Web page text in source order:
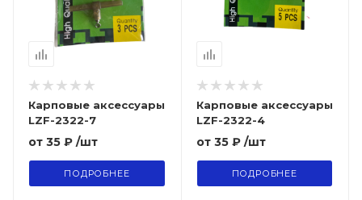
Карповые аксессуары
LZF-2322-7
от 35 ₽ /шт
ПОДРОБНЕЕ
Карповые аксессуары
LZF-2322-4
от 35 ₽ /шт
ПОДРОБНЕЕ